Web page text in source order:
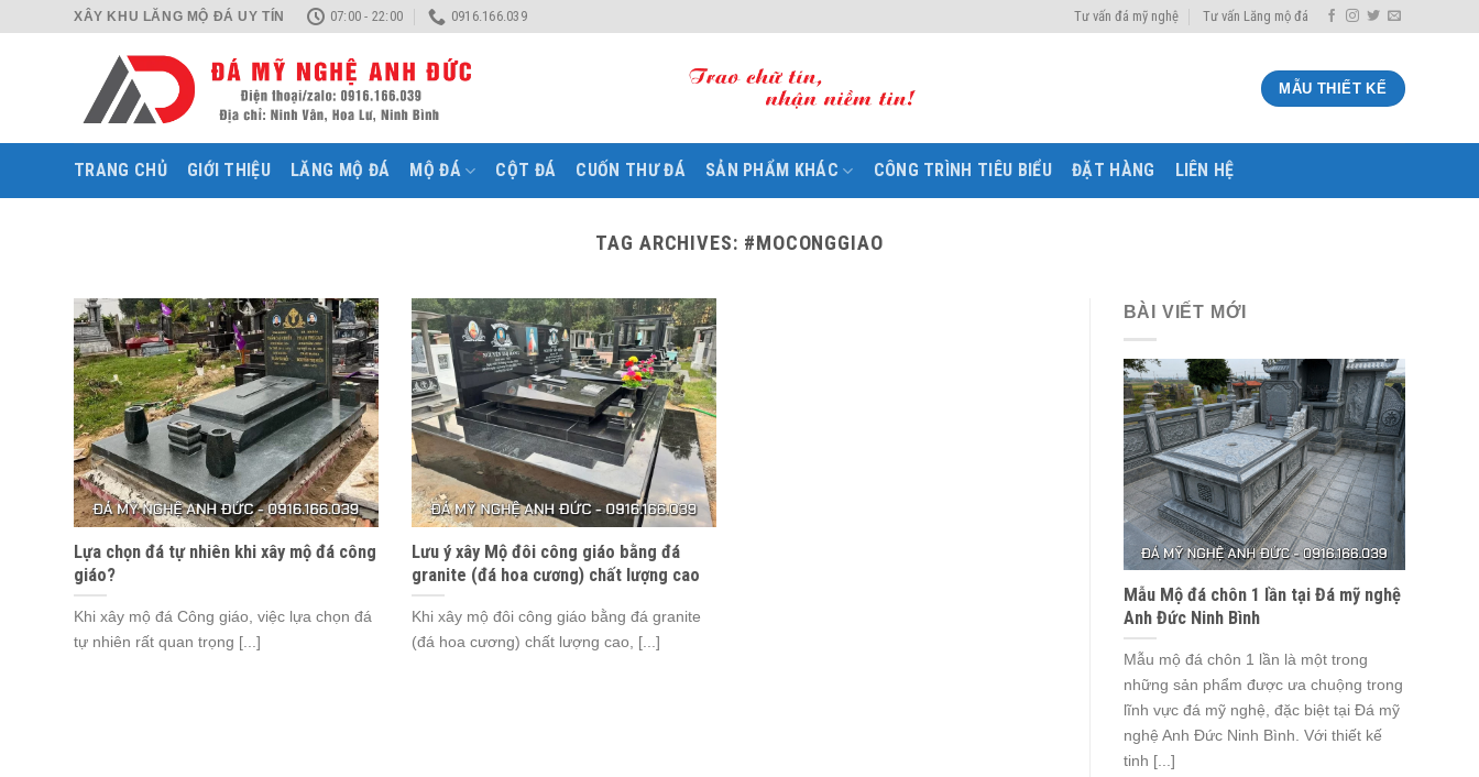
XÂY KHU LĂNG MỘ ĐÁ UY TÍN 07:00 - 22:00 0916.166.039 Tư vấn đá mỹ nghệ Tư vấn Lăng mộ đá
MẪU THIẾT KẾ
TRANG CHỦ GIỚI THIỆU LĂNG MỘ ĐÁ MỘ ĐÁ CỘT ĐÁ CUỐN THƯ ĐÁ SẢN PHẨM KHÁC CÔNG TRÌNH TIÊU BIỂU ĐẶT HÀNG LIÊN HỆ
TAG ARCHIVES: #MOCONGGIAO
Lựa chọn đá tự nhiên khi xây mộ đá công
giáo?
Khi xây mộ đá Công giáo, việc lựa chọn đá
tự nhiên rất quan trọng [...]
Lưu ý xây Mộ đôi công giáo bằng đá
granite (đá hoa cương) chất lượng cao
Khi xây mộ đôi công giáo bằng đá granite
(đá hoa cương) chất lượng cao, [...]
BÀI VIẾT MỚI
Mẫu Mộ đá chôn 1 lần tại Đá mỹ nghệ
Anh Đức Ninh Bình
Mẫu mộ đá chôn 1 lần là một trong
những sản phẩm được ưa chuộng trong
lĩnh vực đá mỹ nghệ, đặc biệt tại Đá mỹ
nghệ Anh Đức Ninh Bình. Với thiết kế
tinh [...]